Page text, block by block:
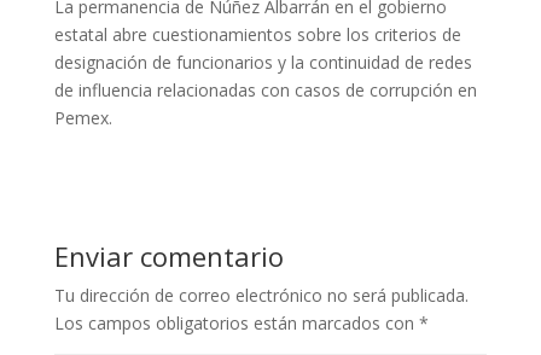
La permanencia de Núñez Albarrán en el gobierno
estatal abre cuestionamientos sobre los criterios de
designación de funcionarios y la continuidad de redes
de influencia relacionadas con casos de corrupción en
Pemex.
Enviar comentario
Tu dirección de correo electrónico no será publicada.
Los campos obligatorios están marcados con *